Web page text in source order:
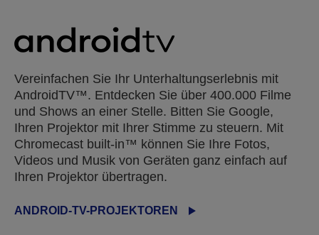
Vereinfachen Sie Ihr Unterhaltungserlebnis mit
AndroidTV™. Entdecken Sie über 400.000 Filme
und Shows an einer Stelle. Bitten Sie Google,
Ihren Projektor mit Ihrer Stimme zu steuern. Mit
Chromecast built-in™ können Sie Ihre Fotos,
Videos und Musik von Geräten ganz einfach auf
Ihren Projektor übertragen.
ANDROID-TV-PROJEKTOREN